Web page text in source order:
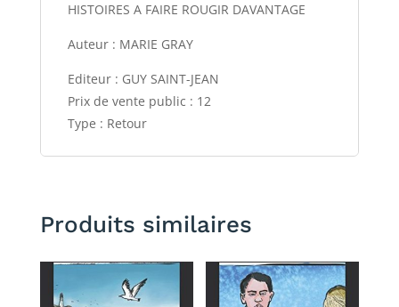
HISTOIRES A FAIRE ROUGIR DAVANTAGE
Auteur : MARIE GRAY
Editeur : GUY SAINT-JEAN
Prix de vente public : 12
Type : Retour
Produits similaires